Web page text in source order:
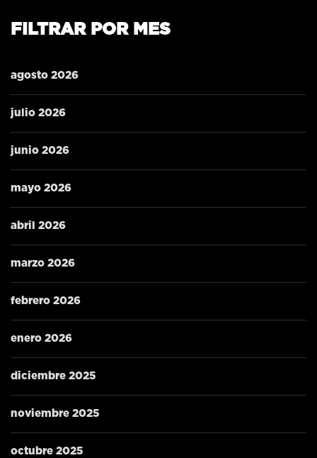
FILTRAR POR MES
agosto 2026
julio 2026
junio 2026
mayo 2026
abril 2026
marzo 2026
febrero 2026
enero 2026
diciembre 2025
noviembre 2025
octubre 2025